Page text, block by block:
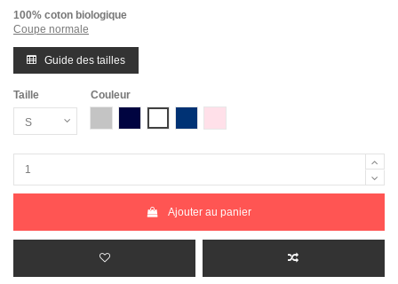
100% coton biologique
Coupe normale
Guide des tailles
Taille
Couleur
Ajouter au panier